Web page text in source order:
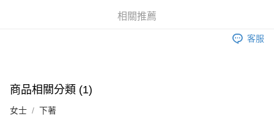
宅配(外島)
每筆NT$120，滿NT$5,000(含以上)免運費
相關推薦
客服
商品相關分類 (1)
女士 下著